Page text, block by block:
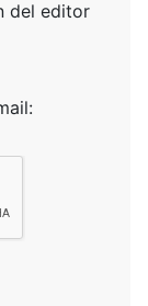
del editor